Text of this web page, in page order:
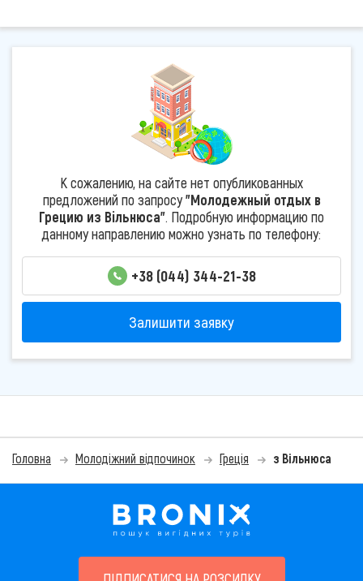
К сожалению, на сайте нет опубликованных
предложений по запросу"Молодежный отдых в
Грецию из Вільнюса". Подробную информацию по
данному направлению можно узнать по телефону:
+38 (044) 344-21-38
Залишити заявку
Головна Молодіжний відпочинок Греція з Вільнюса